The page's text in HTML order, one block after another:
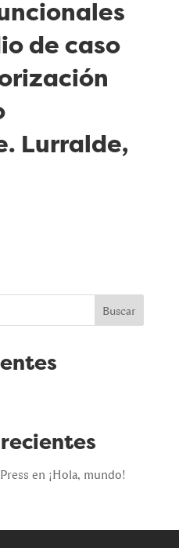
de caso
Lurralde,
Buscar
en ¡Hola, mundo!